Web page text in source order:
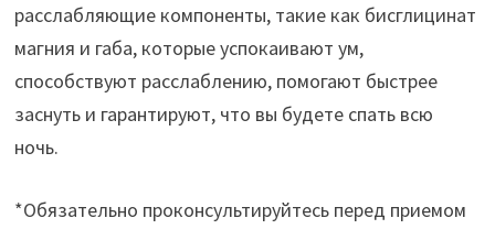
расслабляющие компоненты, такие как бисглицинат
магния и габа, которые успокаивают ум,
способствуют расслаблению, помогают быстрее
заснуть и гарантируют, что вы будете спать всю
ночь.
*Обязательно проконсультируйтесь перед приемом